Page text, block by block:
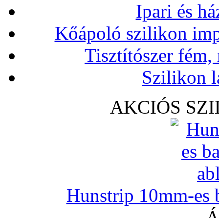
Ipari és
Kőápoló szilikon
Tisztítószer
Szilikon
AKCIÓS
Hunstrip 10mm-es